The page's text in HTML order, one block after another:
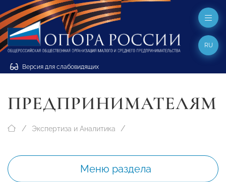
Версия для слабовидящих
RU
ПРЕДПРИНИМАТЕЛЯМ
Экспертиза и Аналитика
Меню раздела